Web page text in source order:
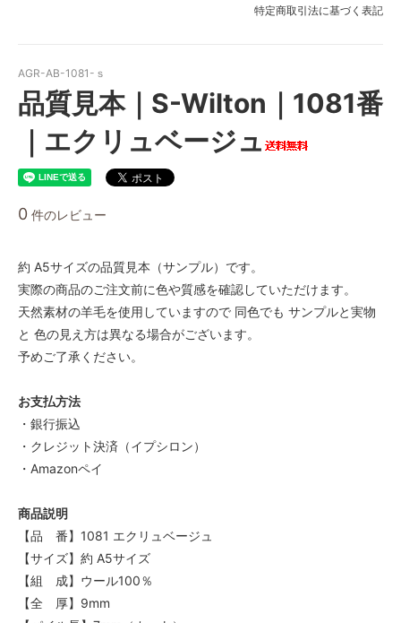
特定商取引法に基づく表記
AGR-AB-1081-ｓ
品質見本｜S-Wilton｜1081番
｜エクリュベージュ
0 件のレビュー
約 A5サイズの品質見本（サンプル）です。
実際の商品のご注文前に色や質感を確認していただけます。
天然素材の羊毛を使用していますので 同色でも サンプルと実物
と 色の見え方は異なる場合がございます。
予めご了承ください。
お支払方法
・銀行振込
・クレジット決済（イプシロン）
・Amazonペイ
商品説明
【品 番】1081 エクリュベージュ
【サイズ】約 A5サイズ
【組 成】ウール100％
【全 厚】9mm